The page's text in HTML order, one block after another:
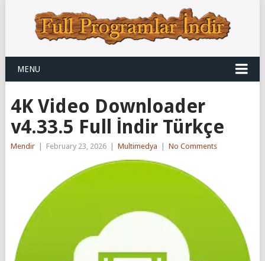
MENU
4K Video Downloader
v4.33.5 Full İndir Türkçe
Mendir February 23, 2026 Multimedya No Comments